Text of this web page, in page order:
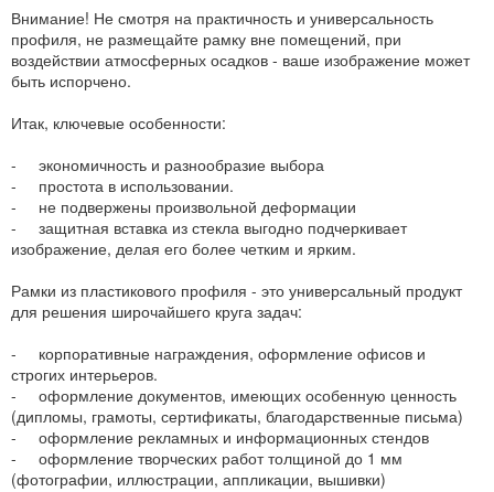
Внимание! Не смотря на практичность и универсальность
профиля, не размещайте рамку вне помещений, при
воздействии атмосферных осадков - ваше изображение может
быть испорчено.
Итак, ключевые особенности:
- экономичность и разнообразие выбора
- простота в использовании.
- не подвержены произвольной деформации
- защитная вставка из стекла выгодно подчеркивает
изображение, делая его более четким и ярким.
Рамки из пластикового профиля - это универсальный продукт
для решения широчайшего круга задач:
- корпоративные награждения, оформление офисов и
строгих интерьеров.
- оформление документов, имеющих особенную ценность
(дипломы, грамоты, сертификаты, благодарственные письма)
- оформление рекламных и информационных стендов
- оформление творческих работ толщиной до 1 мм
(фотографии, иллюстрации, аппликации, вышивки)